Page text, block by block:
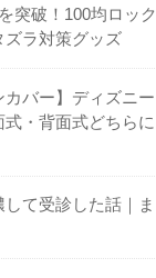
突破！100均ロック
ズラ対策グッズ
バー】ディズニー
・背面式どちらに
て受診した話｜ま